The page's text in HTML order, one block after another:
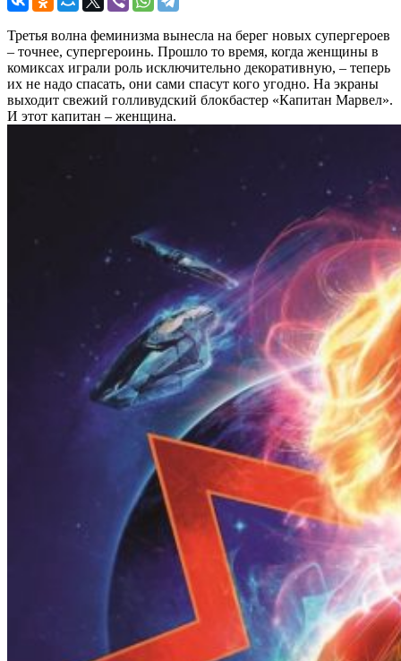
Третья волна феминизма вынесла на берег новых супергероев
– точнее, супергероинь. Прошло то время, когда женщины в
комиксах играли роль исключительно декоративную, – теперь
их не надо спасать, они сами спасут кого угодно. На экраны
выходит свежий голливудский блокбастер «Капитан Марвел».
И этот капитан – женщина.